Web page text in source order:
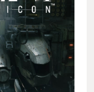
ウトは非常にコ
な戦闘アクショ
操れるのだ。自
それが自分で作
揚させる。 ま
にスローモーシ
アクションを支
。 このゲームで